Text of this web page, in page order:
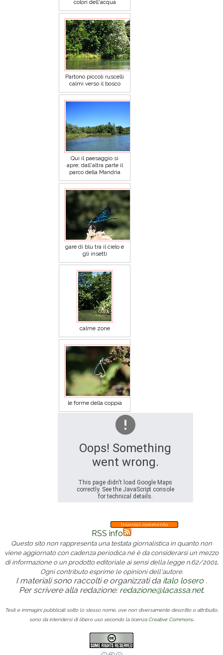
colori dell'acqua
Partono piccoli ruscelli
calmi verso il bosco
Qui il paesaggio si
apre; dall'altra parte il
parco della Mandria
gare di blu tra il cielo e
gli insetti
calme zone
le forme della coppia
Oops! Something
went wrong.
This page didn't load Google Maps
correctly. See the JavaScript console
for technical details.
Inserisci commento
RSS info
Questo sito non rappresenta una testata giornalistica in quanto non
viene aggiornato con cadenza periodica né è da considerarsi un mezzo
di informazione o un prodotto editoriale ai sensi della legge n.62/2001.
Ogni contributo esprime le opinioni dell'autore.
I materiali sono raccolti e organizzati da italo losero .
Per scrivere alla redazione: redazione@lacassa.net.
Testi e immagini pubblicati sotto lo stesso nome, ove non diversamente descritto o attribuito,
sono da intendersi di libero uso secondo la licenza Creative Commons.